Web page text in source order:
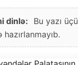
dinlə:
Bu yazı